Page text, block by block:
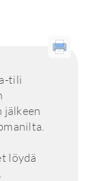
tili
löydä